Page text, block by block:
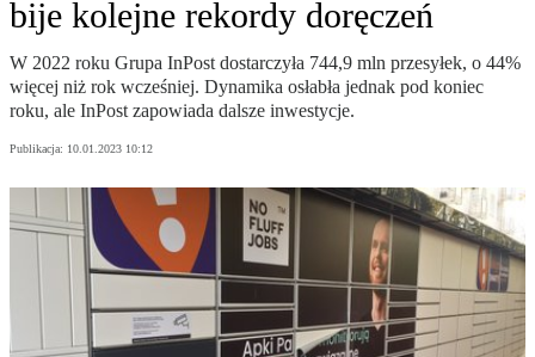
bije kolejne rekordy doręczeń
W 2022 roku Grupa InPost dostarczyła 744,9 mln przesyłek, o 44%
więcej niż rok wcześniej. Dynamika osłabła jednak pod koniec
roku, ale InPost zapowiada dalsze inwestycje.
Publikacja: 10.01.2023 10:12